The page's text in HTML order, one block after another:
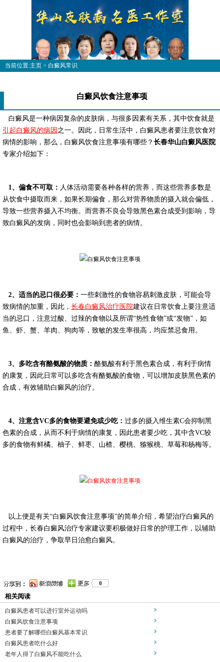
当前位置:主页 > 白癜风常识
白癜风饮食注意事项
白癜风是一种病因复杂的皮肤病，与很多因素有关系，其中饮食就是
引起白癜风的病因 之一。因此，日常生活中，白癜风患者要注意饮食对
病情的影响，那么，白癜风饮食注意事项有哪些？ 长春华山白癜风医院
专家介绍如下：
1、偏食不可取： 人体活动需要各种各样的营养，而这些营养多数是
从饮食中摄取而来，如果长期偏食，那么对营养物质的摄入就会偏低，
导致一些营养摄入不均衡。而营养不良会导致黑色素合成受到影响，导
致白癜风的发病，同时也会影响到患者的病情。
2、适当的忌口很必要： 一些刺激性的食物容易刺激皮肤，可能会导
致病情的加重，因此， 长春白癜风治疗医院建议在日常饮食上要注意适
当的忌口，注意过酸、过辣的食物以及所谓“热性食物”或“发物”，如
鱼、虾、蟹、羊肉、狗肉等，致敏的发生率很高，均应禁忌食用。
3、多吃含有酪氨酸的物质： 酪氨酸有利于黑色素合成，有利于病情
的康复，因此日常可以多吃含有酪氨酸的食物，可以增加皮肤黑色素的
合成，有效辅助白癜风的治疗。
4、注意含VC多的食物要避免或少吃： 过多的摄入维生素C会抑制黑
色素的合成，从而不利于病情的康复，因此患者要少吃，其中含VC较
多的食物有鲜橘、柚子、鲜枣、山楂、樱桃、猕猴桃、草莓和杨梅等。
以上便是有关“白癜风饮食注意事项”的简单介绍，希望治疗白癜风的
过程中，长春白癜风治疗专家建议要积极做好日常的护理工作，以辅助
白癜风的治疗，争取早日治愈白癜风。
相关阅读
白癜风患者可以进行室外运动吗
白癜风饮食注意事项
患者要了解哪些白癜风基本常识
白癜风患者吃什么好
老年人得了白癜风不能吃什么